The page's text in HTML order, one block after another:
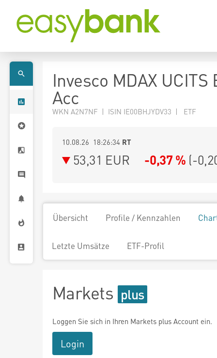
Invesco MDAX UCITS
Acc
WKN A2N7NF | ISIN IE00BHJYDV33 | ETF
10.08.26 18:26:34 RT
53,31 EUR -0,37 % (-
Übersicht Profile / Kennzahlen
Letzte Umsätze ETF-Profil
Markets
Loggen Sie sich in Ihren Markets plus Account ein.
Login